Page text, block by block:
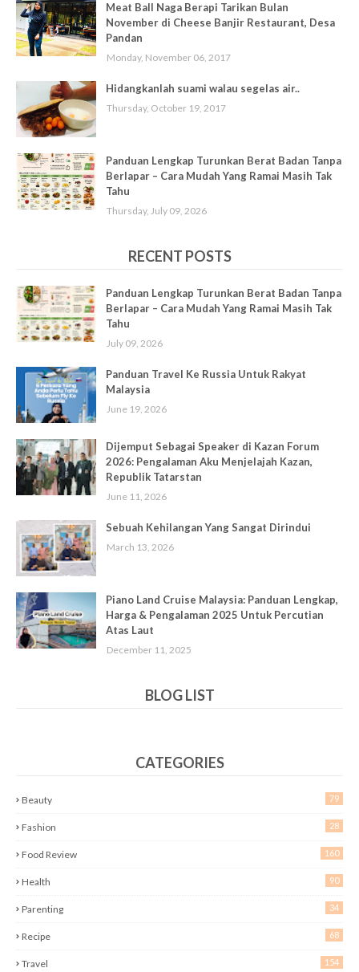
Meat Ball Naga Berapi Tarikan Bulan
November di Cheese Banjir Restaurant, Desa
Pandan
Monday, November 06, 2017
Hidangkanlah suami walau segelas air..
Thursday, October 19, 2017
Panduan Lengkap Turunkan Berat Badan Tanpa
Berlapar – Cara Mudah Yang Ramai Masih Tak
Tahu
Thursday, July 09, 2026
RECENT POSTS
Panduan Lengkap Turunkan Berat Badan Tanpa
Berlapar – Cara Mudah Yang Ramai Masih Tak
Tahu
July 09, 2026
Panduan Travel Ke Russia Untuk Rakyat
Malaysia
June 19, 2026
Dijemput Sebagai Speaker di Kazan Forum
2026: Pengalaman Aku Menjelajah Kazan,
Republik Tatarstan
June 11, 2026
Sebuah Kehilangan Yang Sangat Dirindui
March 13, 2026
Piano Land Cruise Malaysia: Panduan Lengkap,
Harga & Pengalaman 2025 Untuk Percutian
Atas Laut
December 11, 2025
BLOG LIST
CATEGORIES
Beauty 79
Fashion 28
Food Review 160
Health 90
Parenting 34
Recipe 68
Travel 154